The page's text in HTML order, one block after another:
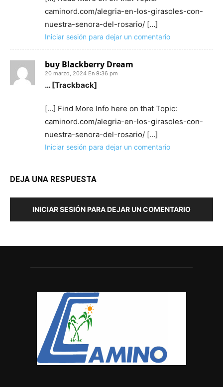
caminord.com/alegria-en-los-girasoles-con-
nuestra-senora-del-rosario/ […]
Iniciar sesión para dejar un comentario
buy Blackberry Dream
20 marzo, 2024 En 9:36 pm
… [Trackback]
[…] Find More Info here on that Topic:
caminord.com/alegria-en-los-girasoles-con-
nuestra-senora-del-rosario/ […]
Iniciar sesión para dejar un comentario
DEJA UNA RESPUESTA
INICIAR SESIÓN PARA DEJAR UN COMENTARIO